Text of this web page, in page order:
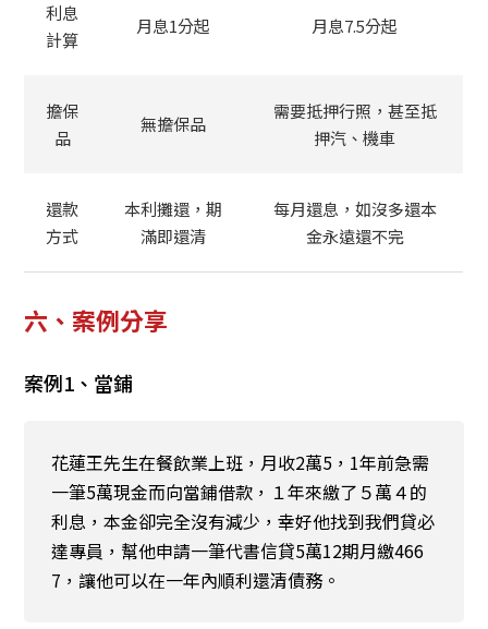
利息
計算
月息1分起 月息7.5分起
擔保
品
無擔保品
需要抵押行照，甚至抵
押汽、機車
還款
方式
本利攤還，期
滿即還清
每月還息，如沒多還本
金永遠還不完
六、案例分享
案例1、當鋪
花蓮王先生在餐飲業上班，月收2萬5，1年前急需
一筆5萬現金而向當鋪借款，１年來繳了５萬４的
利息，本金卻完全沒有減少，幸好他找到我們貸必
達專員，幫他申請一筆代書信貸5萬12期月繳466
7，讓他可以在一年內順利還清債務。